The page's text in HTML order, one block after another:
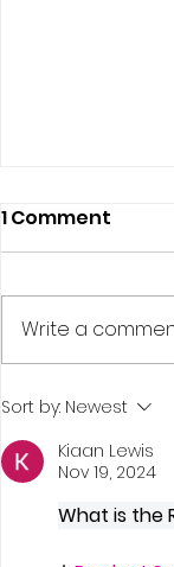
1 Comment
Write a
Sort by: Newest
Kiaan Lewis
Nov 19, 2024
What is the